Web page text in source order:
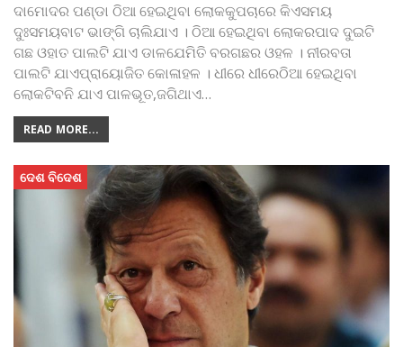
ଦାମୋଦର ପଣ୍ଡା ଠିଆ ହେଇଥିବା ଲୋକକୁପଚାରେ କିଏସମୟ
ଦୁଃସମୟବାଟ ଭାଙ୍ଗି ଚାଲିଯାଏ । ଠିଆ ହେଇଥିବା ଲୋକରପାଦ ଦୁଇଟି
ଗଛ ଓହାତ ପାଲଟି ଯାଏ ଡାଳଯେମିତି ବରଗଛର ଓହଳ । ନୀରବତା
ପାଲଟି ଯାଏପ୍ରାୟୋଜିତ କୋଳାହଳ । ଧୀରେ ଧୀରେଠିଆ ହେଇଥିବା
ଲୋକଟିବନି ଯାଏ ପାଳଭୂତ,ଜଗିଥାଏ…
READ MORE...
ଦେଶ ବିଦେଶ